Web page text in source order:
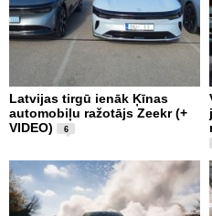
Latvijas tirgū ienāk Ķīnas
automobiļu ražotājs Zeekr (+
VIDEO)
6